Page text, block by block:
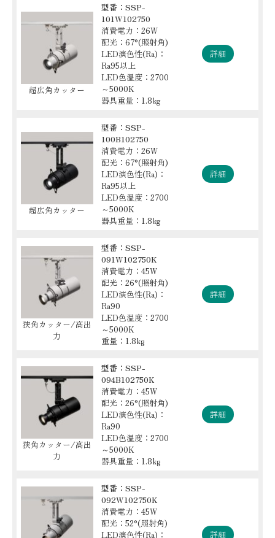
超広角カッター
型番：SSP-
101W102750
消費電力：26W
配光：67°(照射角)
LED演色性(Ra)：
Ra95以上
LED色温度：2700
～5000K
器具重量：1.8㎏
詳細
超広角カッター
型番：SSP-
100B102750
消費電力：26W
配光：67°(照射角)
LED演色性(Ra)：
Ra95以上
LED色温度：2700
～5000K
器具重量：1.8㎏
詳細
狭角カッター/高出
力
型番：SSP-
091W102750K
消費電力：45W
配光：26°(照射角)
LED演色性(Ra)：
Ra90
LED色温度：2700
～5000K
重量：1.8kg
詳細
狭角カッター/高出
力
型番：SSP-
094B102750K
消費電力：45W
配光：26°(照射角)
LED演色性(Ra)：
Ra90
LED色温度：2700
～5000K
器具重量：1.8kg
詳細
型番：SSP-
092W102750K
消費電力：45W
配光：52°(照射角)
LED演色性(Ra)：
詳細